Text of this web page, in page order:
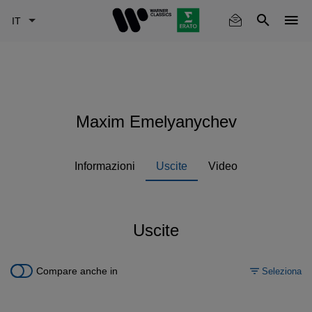
Maxim Emelyanychev
Informazioni Uscite Video
Uscite
Compare anche in Seleziona